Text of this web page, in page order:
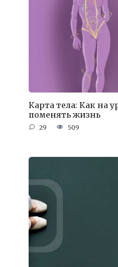
Карта тела: Как на
поменять жизнь
29 509